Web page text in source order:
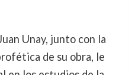
Unay, junto con la
de su obra, le